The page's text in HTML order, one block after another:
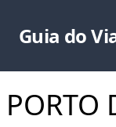
Guia do
PORTO